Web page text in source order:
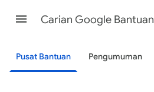
Carian Google Bantuan
Pusat Bantuan Pengumuman